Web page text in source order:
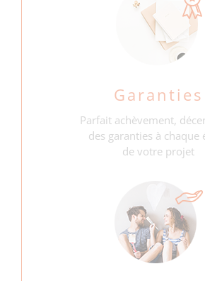
Garanties
Parfait achèvement,
des garanties à chaque
de votre projet